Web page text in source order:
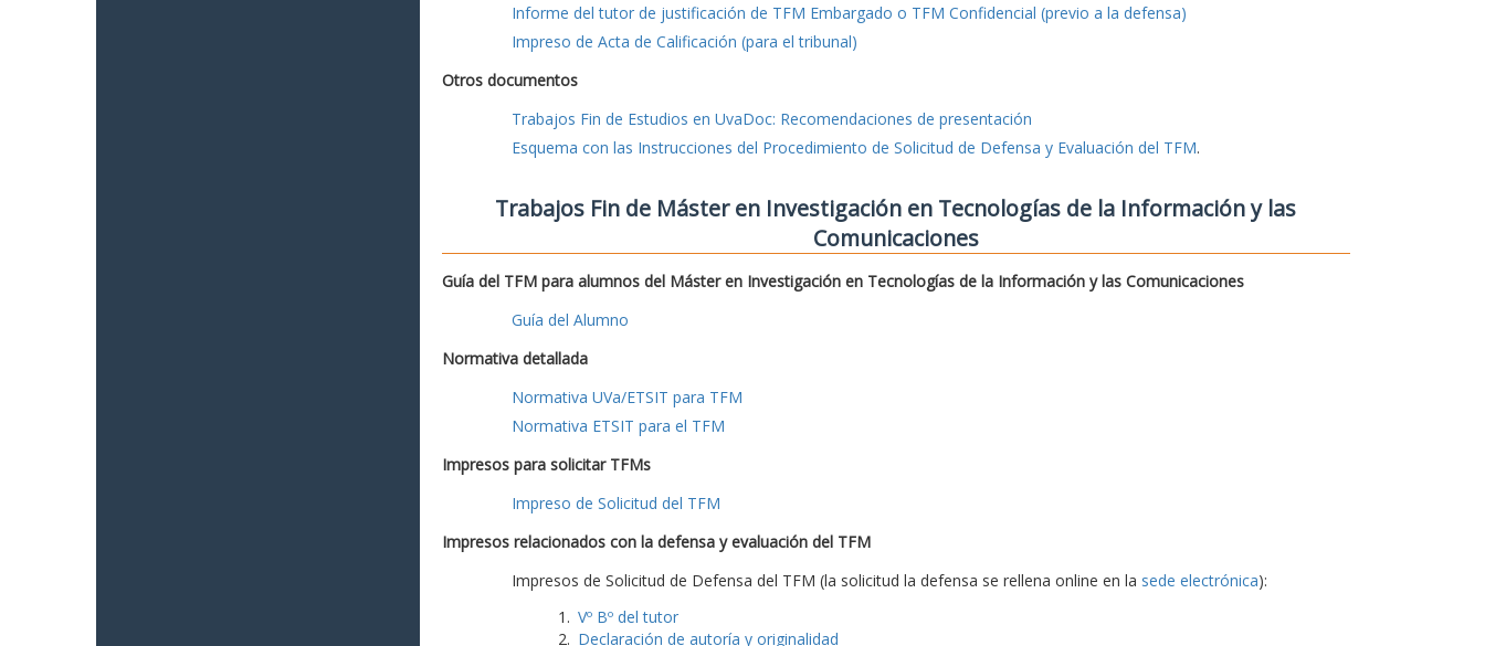
Informe del tutor de justificación de TFM Embargado o TFM Confidencial (previo a la defensa)
Impreso de Acta de Calificación (para el tribunal)
Otros documentos
Trabajos Fin de Estudios en UvaDoc: Recomendaciones de presentación
Esquema con las Instrucciones del Procedimiento de Solicitud de Defensa y Evaluación del TFM.
Trabajos Fin de Máster en Investigación en Tecnologías de la Información y las
Comunicaciones
Guía del TFM para alumnos del Máster en Investigación en Tecnologías de la Información y las Comunicaciones
Guía del Alumno
Normativa detallada
Normativa UVa/ETSIT para TFM
Normativa ETSIT para el TFM
Impresos para solicitar TFMs
Impreso de Solicitud del TFM
Impresos relacionados con la defensa y evaluación del TFM
Impresos de Solicitud de Defensa del TFM (la solicitud la defensa se rellena online en la sede electrónica):
Vº Bº del tutor
Declaración de autoría y originalidad